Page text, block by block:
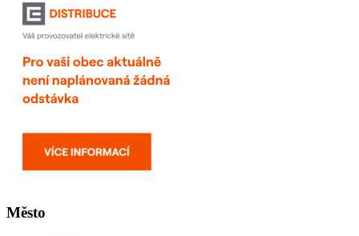
Město